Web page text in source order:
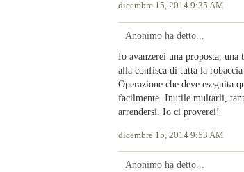
dicembre 15, 2014 9:35 AM
Anonimo ha detto...
Io avanzerei una proposta,
alla confisca di tutta la
Operazione che deve eseguita
facilmente. Inutile multarli,
arrendersi. Io ci proverei!
dicembre 15, 2014 9:53 AM
Anonimo ha detto...